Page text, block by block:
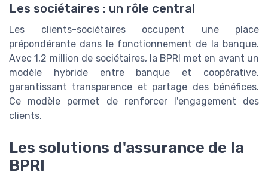
Les sociétaires : un rôle central
Les clients-sociétaires occupent une place
prépondérante dans le fonctionnement de la banque.
Avec 1,2 million de sociétaires, la BPRI met en avant un
modèle hybride entre banque et coopérative,
garantissant transparence et partage des bénéfices.
Ce modèle permet de renforcer l'engagement des
clients.
Les solutions d'assurance de la
BPRI